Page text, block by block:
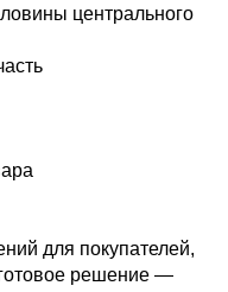
центрального
для покупателей,
решение —